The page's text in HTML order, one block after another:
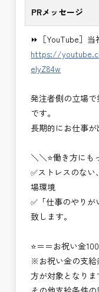
PRメッセージ
⏩［YouTube］当
https://
eIyZ84w
発注者側の立場
です。
長期的にお仕事が
＼＼⭐働き方にも
✅ストレスのな
場環境
✅「仕事のやり
致します。
⭐＝＝お祝い金
※お祝い金の支給
方が対象となりま